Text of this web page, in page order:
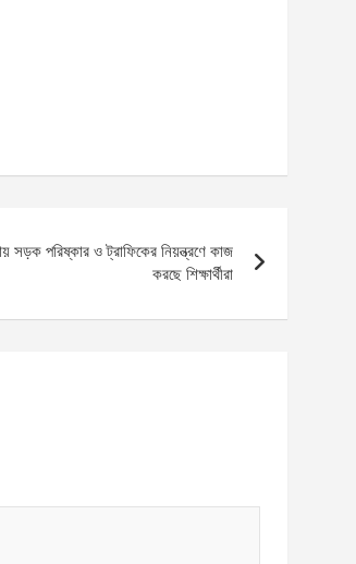
সড়ক পরিষ্কার ও ট্রাফিকের নিয়ন্ত্রণে কাজ
করছে শিক্ষার্থীরা